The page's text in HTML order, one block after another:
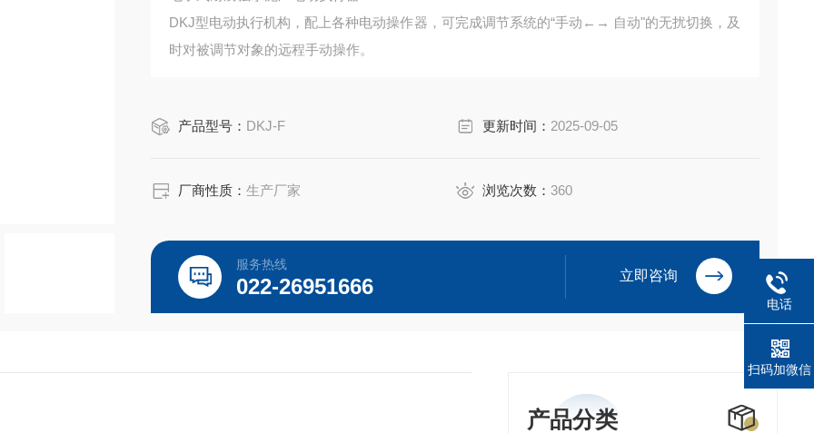
DKJ型电动执行机构，配上各种电动操作器，可完成调节系统的“手动←→ 自动"的无扰切换，及
时对被调节对象的远程手动操作。
产品型号： DKJ-F 更新时间： 2025-09-05
厂商性质：生产厂家 浏览次数：360
服务热线
022-26951666 立即咨询
产品分类
电话
扫码加微信